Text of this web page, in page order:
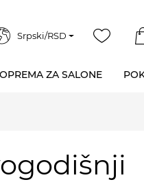
Srpski/RSD
OPREMA ZA SALONE